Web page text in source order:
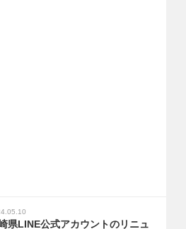
県LINE公式アカウントのリニュ